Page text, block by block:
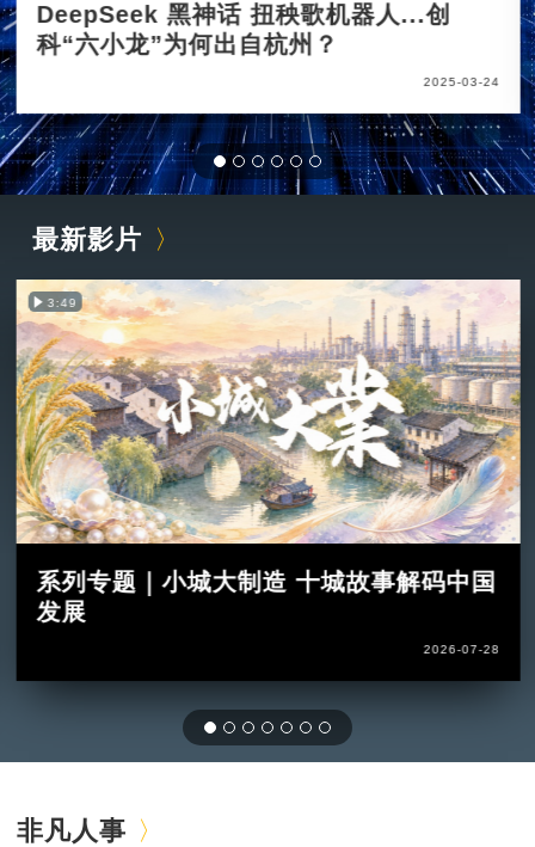
DeepSeek 黑神话 扭秧歌机器人...创
科“六小龙”为何出自杭州？
2025-03-24
最新影片
3:49
系列专题｜小城大制造 十城故事解码中国
发展
2026-07-28
非凡人事